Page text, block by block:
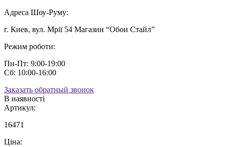
Адреса Шоу-Руму:
г. Киев, вул. Мрії 54 Магазин “Обои Стайл”
Режим роботи:
Пн-Пт: 9:00-19:00
Сб: 10:00-16:00
Заказать обратный звонок
В наявності
Артикул:
16471
Ціна: